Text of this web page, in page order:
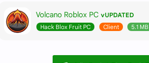
Volcano Roblox PC vUPDATED